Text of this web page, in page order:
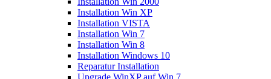
Installation Win XP
Installation VISTA
Installation Win 7
Installation Win 8
Installation Windows 10
Reparatur Installation
Upgrade WinXP auf Win 7